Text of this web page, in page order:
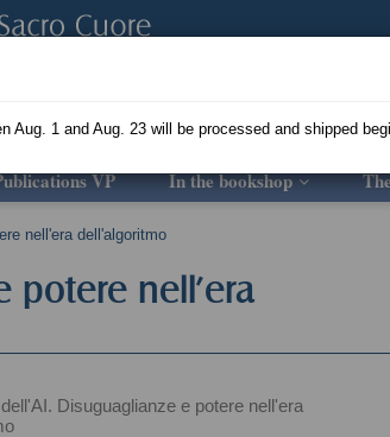
VP In the bookshop
nell'era dell'algoritmo
potere nell'era
Disuguaglianze e potere nell'era
Aug. 1 and Aug. 23 will be processed and shipped